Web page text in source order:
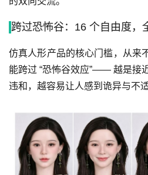
跨过恐怖谷：16 个自由度，
仿真人形产品的核心门槛，从来
能跨过 “恐怖谷效应”—— 越是接
违和，越容易让人感到诡异与不